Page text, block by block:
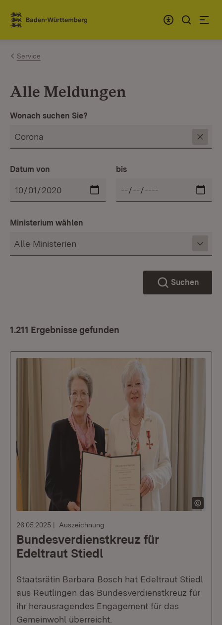
Zum Inhalt springen
Link zur Startseite
Service
Alle Meldungen
Wonach suchen Sie?
Datum von bis
Ministerium wählen
Suchen
1.211 Ergebnisse gefunden
26.05.2025 Auszeichnung
Bundesverdienstkreuz für
Edeltraut Stiedl
Staatsrätin Barbara Bosch hat Edeltraut Stiedl
aus Reutlingen das Bundesverdienstkreuz für
ihr herausragendes Engagement für das
Gemeinwohl überreicht.